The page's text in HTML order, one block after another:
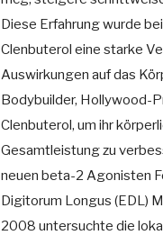
Diese Erfahrung wurde
Clenbuterol eine starke
Auswirkungen auf das
Bodybuilder, Hollywood-
Clenbuterol, um ihr
Gesamtleistung zu
neuen beta-2 Agonisten
Digitorum Longus (EDL)
2008 untersuchte die